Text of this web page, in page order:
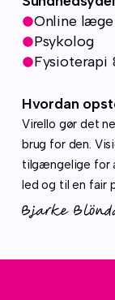
Online læge
Psykolog
Fysioterapi
Hvordan
Virello gør det
brug for den.
tilgængelige for
led og til en fair